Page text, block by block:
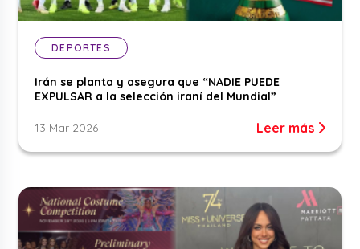
DEPORTES
Irán se planta y asegura que “NADIE PUEDE
EXPULSAR a la selección iraní del Mundial”
13 Mar 2026 Leer más